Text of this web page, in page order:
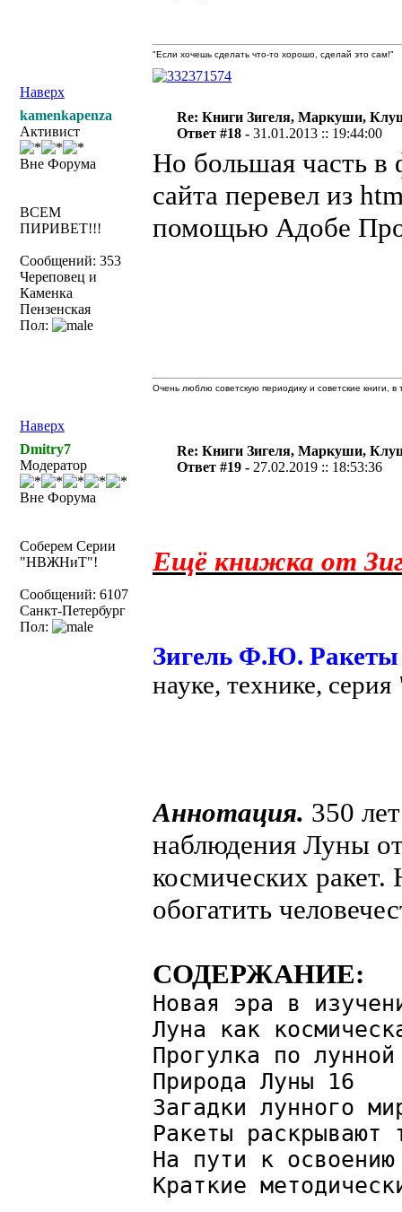
Наверх
"Если хочешь сделать что-то хорошо, сделай это сам!"
kamenkapenza
Активист
Вне Форума
ВСЕМ
ПИРИВЕТ!!!
Сообщений: 353
Череповец и
Каменка
Пензенская
Пол:
Re: Книги Зигеля, Маркуши,
Ответ #18 -31.01.2013 :: 19:44:00
Но большая часть в
сайта перевел из
помощью Адобе
Наверх
Очень люблю советскую периодику и советские книги,
Dmitry7
Модератор
Вне Форума
Соберем Серии
"НВЖНиТ"!
Сообщений: 6107
Санкт-Петербург
Пол:
Re: Книги Зигеля, Маркуши,
Ответ #19 - 27.02.2019 :: 18:53:36
Ещё книжка от
Зигель Ф.Ю. Ракеты
науке, технике, серия
Аннотация. 350
наблюдения Луны
космических
обогатить
СОДЕРЖАНИЕ:
Новая эра в
Луна как
Прогулка по
Природа Луны 16
Загадки лунного
Ракеты раскрывают
На пути к
Краткие